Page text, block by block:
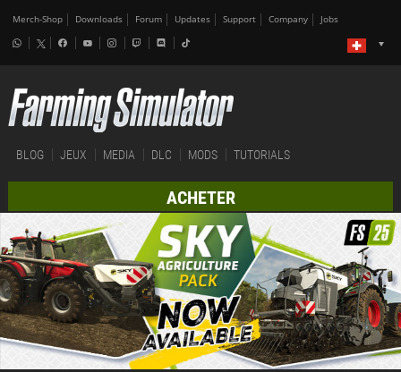
Merch-Shop Downloads Forum Updates Support Company Jobs
BLOG JEUX MEDIA DLC MODS TUTORIALS
ACHETER